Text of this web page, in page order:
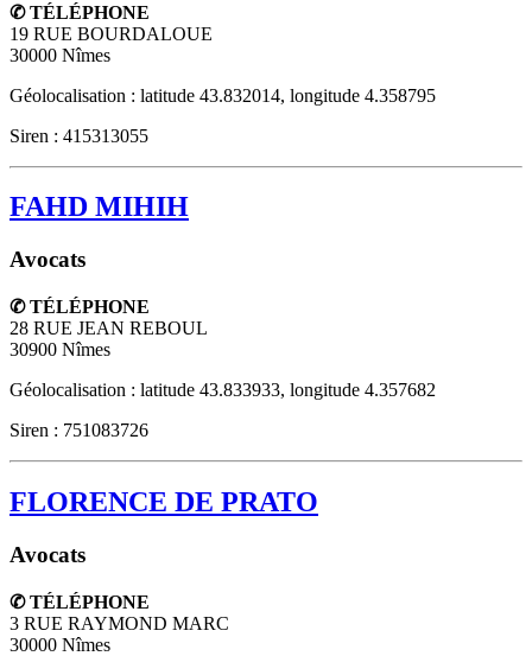
✆ TÉLÉPHONE
19 RUE BOURDALOUE
30000 Nîmes
Géolocalisation : latitude 43.832014, longitude 4.358795
Siren : 415313055
FAHD MIHIH
Avocats
✆ TÉLÉPHONE
28 RUE JEAN REBOUL
30900 Nîmes
Géolocalisation : latitude 43.833933, longitude 4.357682
Siren : 751083726
FLORENCE DE PRATO
Avocats
✆ TÉLÉPHONE
3 RUE RAYMOND MARC
30000 Nîmes